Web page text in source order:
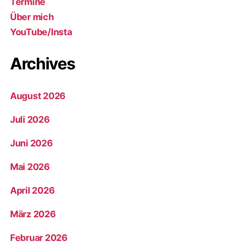
Über mich
YouTube/Insta
Archives
August 2026
Juli 2026
Juni 2026
Mai 2026
April 2026
März 2026
Februar 2026